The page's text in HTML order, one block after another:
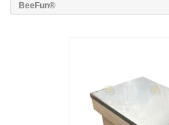
BeeFun®